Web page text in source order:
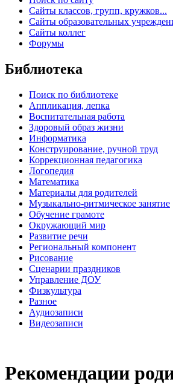
Сайты классов, групп, кружков...
Сайты образовательных
Сайты коллег
Форумы
Библиотека
Поиск по библиотеке
Аппликация, лепка
Воспитательная работа
Здоровый образ жизни
Информатика
Конструирование, ручной труд
Коррекционная педагогика
Логопедия
Математика
Материалы для родителей
Музыкально-ритмическое занятие
Обучение грамоте
Окружающий мир
Развитие речи
Региональный компонент
Рисование
Сценарии праздников
Управление ДОУ
Физкультура
Разное
Аудиозаписи
Видеозаписи
Рекомендации